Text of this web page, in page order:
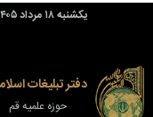
يكشنبه ۱۸ مرداد ۱۴۰۵
دفتر تبلیغات
حوزه علمیه قم